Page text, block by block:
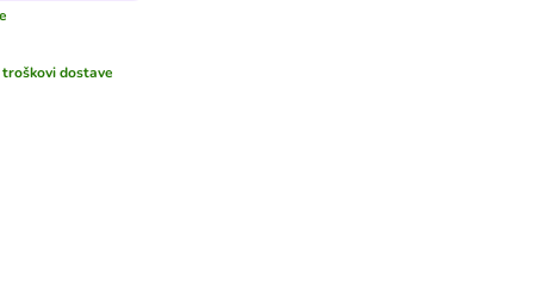
troškovi dostave